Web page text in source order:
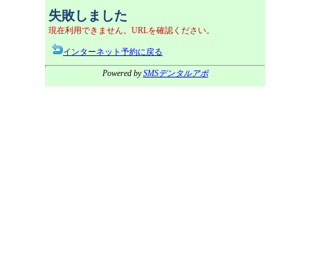
失敗しました
現在利用できません。URLを確認ください。
インターネット予約に戻る
Powered bySMSデンタルアポ